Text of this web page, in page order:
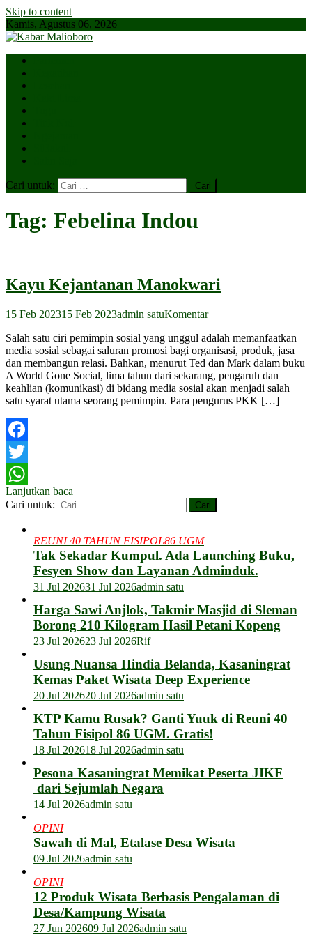
Skip to content
Kamis, Agustus 06, 2026
Cari untuk:
Tag: Febelina Indou
Kayu Kejantanan Manokwari
15 Feb 202315 Feb 2023admin satuKomentar
Salah satu ciri pemimpin sosial yang unggul adalah memanfaatkan
media sosial sebagai saluran promosi bagi organisasi, produk, jasa
dan membangun relasi. Bahkan, menurut Ted dan Mark dalam buku
A World Gone Social, lima tahun dari sekarang, pengaruh dan
keahlian (komunikasi) di bidang media sosial akan menjadi salah
satu syarat utama seorang pemimpin. Para pengurus PKK […]
Facebook
Twitter
WhatsApp
Lanjutkan baca
Cari untuk:
REUNI 40 TAHUN FISIPOL86 UGM
Tak Sekadar Kumpul. Ada Launching Buku,
Fesyen Show dan Layanan Adminduk.
31 Jul 202631 Jul 2026admin satu
Harga Sawi Anjlok, Takmir Masjid di Sleman
Borong 210 Kilogram Hasil Petani Kopeng
23 Jul 202623 Jul 2026Rif
Usung Nuansa Hindia Belanda, Kasaningrat
Kemas Paket Wisata Deep Experience
20 Jul 202620 Jul 2026admin satu
KTP Kamu Rusak? Ganti Yuuk di Reuni 40
Tahun Fisipol 86 UGM. Gratis!
18 Jul 202618 Jul 2026admin satu
Pesona Kasaningrat Memikat Peserta JIKF
dari Sejumlah Negara
14 Jul 2026admin satu
OPINI
Sawah di Mal, Etalase Desa Wisata
09 Jul 2026admin satu
OPINI
12 Produk Wisata Berbasis Pengalaman di
Desa/Kampung Wisata
27 Jun 202609 Jul 2026admin satu